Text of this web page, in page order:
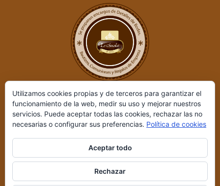
Aviso legal y Política de privacidad
Utilizamos cookies propias y de terceros para garantizar el
funcionamiento de la web, medir su uso y mejorar nuestros
servicios. Puede aceptar todas las cookies, rechazar las no
necesarias o configurar sus preferencias. Política de cookies
Aceptar todo
Rechazar